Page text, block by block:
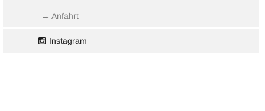
→ Anfahrt
Instagram